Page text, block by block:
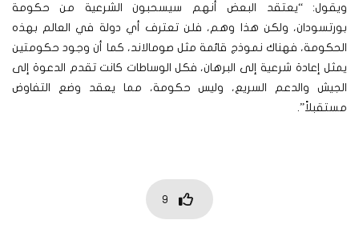
ويقول: “يعتقد البعض أنهم سيسحبون الشرعية من حكومة
بورتسودان، ولكن هذا وهم، فلن تعترف أي دولة في العالم بهذه
الحكومة، فهناك نموذج قائمة مثل صومالاند، كما أن وجود حكومتين
يمثل إعادة شرعية إلى البرهان، فكل الوساطات كانت تقدم الدعوة إلى
الجيش والدعم السريع، وليس حكومة، مما يعقد وضع التفاوض
مستقبلاً”.
9